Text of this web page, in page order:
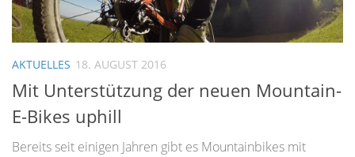
AKTUELLES 18. AUGUST 2016
Mit Unterstützung der neuen Mountain-
E-Bikes uphill
Bereits seit einigen Jahren gibt es Mountainbikes mit